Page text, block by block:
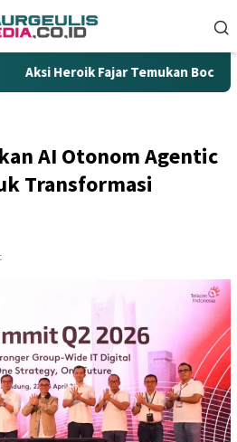
Fajar Temukan Bocah
AI Otonom Agentic
Transformasi